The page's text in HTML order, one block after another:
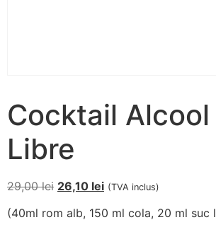
Cocktail Alcool
Libre
29,00lei 26,10 lei (TVA inclus)
(40ml rom alb, 150 ml cola, 20 ml suc